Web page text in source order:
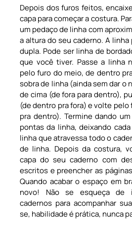
Depois dos furos feitos,
capa para começar a costura.
um pedaço de linha com
a altura do seu caderno. A
dupla. Pode ser linha de
que você tiver. Passe a linha
pelo furo do meio, de dentro
sobra de linha (ainda sem dar o
de cima (de fora para dentro),
(de dentro pra fora) e volte pelo
pra dentro). Termine dando
pontas da linha, deixando
linha que atravessa todo o
de linha. Depois da costura,
capa do seu caderno com
escritos e preencher as
Quando acabar o espaço em
novo! Não se esqueça de
cadernos para acompanhar
se, habilidade é prática, nunca